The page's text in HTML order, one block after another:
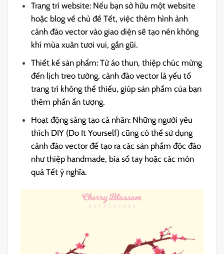
Trang trí website: Nếu bạn sở hữu một website
hoặc blog về chủ đề Tết, việc thêm hình ảnh
cành đào vector vào giao diện sẽ tạo nên không
khí mùa xuân tươi vui, gần gũi.
Thiết kế sản phẩm: Từ áo thun, thiệp chúc mừng
đến lịch treo tường, cành đào vector là yếu tố
trang trí không thể thiếu, giúp sản phẩm của bạn
thêm phần ấn tượng.
Hoạt động sáng tạo cá nhân: Những người yêu
thích DIY (Do It Yourself) cũng có thể sử dụng
cành đào vector để tạo ra các sản phẩm độc đáo
như thiệp handmade, bìa sổ tay hoặc các món
quà Tết ý nghĩa.